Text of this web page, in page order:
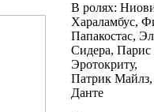
В ролях:
Хараламбус,
Папакостас,
Сидера, Парис
Эротокриту,
Патрик Майлз,
Данте